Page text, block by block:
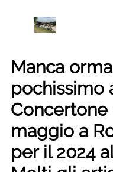
Manca
pochissimo
maggio a
per il 2024